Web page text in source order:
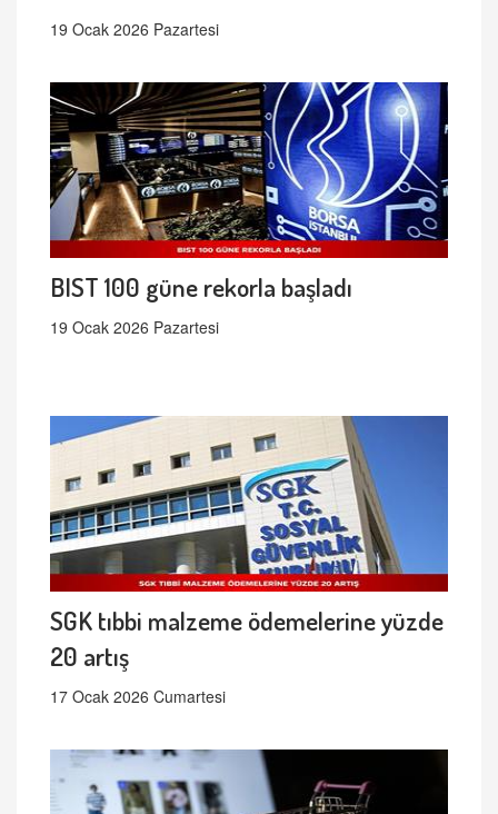
19 Ocak 2026 Pazartesi
BIST 100 güne rekorla başladı
19 Ocak 2026 Pazartesi
SGK tıbbi malzeme ödemelerine yüzde
20 artış
17 Ocak 2026 Cumartesi